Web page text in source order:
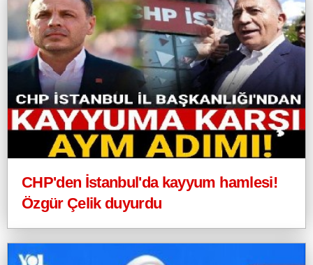
CHP'den İstanbul'da kayyum hamlesi!
Özgür Çelik duyurdu